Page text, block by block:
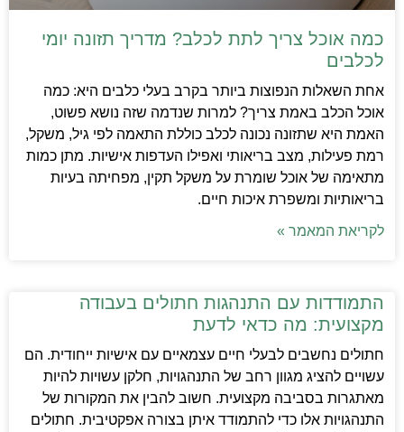
כמה אוכל צריך לתת לכלב? מדריך תזונה יומי
לכלבים
אחת השאלות הנפוצות ביותר בקרב בעלי כלבים היא: כמה
אוכל הכלב באמת צריך? למרות שנדמה שזה נושא פשוט,
האמת היא שתזונה נכונה לכלב כוללת התאמה לפי גיל, משקל,
רמת פעילות, מצב בריאותי ואפילו העדפות אישיות. מתן כמות
מתאימה של אוכל שומרת על משקל תקין, מפחיתה בעיות
בריאותיות ומשפרת איכות חיים.
לקריאת המאמר »
התמודדות עם התנהגות חתולים בעבודה
מקצועית: מה כדאי לדעת
חתולים נחשבים לבעלי חיים עצמאיים עם אישיות ייחודית. הם
עשויים להציג מגוון רחב של התנהגויות, חלקן עשויות להיות
מאתגרות בסביבה מקצועית. חשוב להבין את המקורות של
התנהגויות אלו כדי להתמודד איתן בצורה אפקטיבית. חתולים